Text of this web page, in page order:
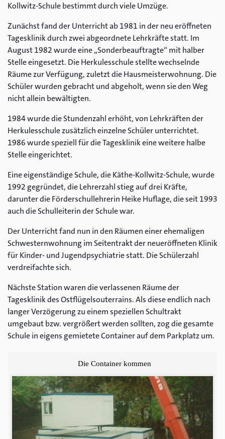
Kollwitz-Schule bestimmt durch viele Umzüge.
Zunächst fand der Unterricht ab 1981 in der neu eröffneten
Tagesklinik durch zwei abgeordnete Lehrkräfte statt. Im
August 1982 wurde eine „Sonderbeauftragte“ mit halber
Stelle eingesetzt. Die Herkulesschule stellte wechselnde
Räume zur Verfügung, zuletzt die Hausmeisterwohnung. Die
Schüler wurden gebracht und abgeholt, wenn sie den Weg
nicht allein bewältigten.
1984 wurde die Stundenzahl erhöht, von Lehrkräften der
Herkulesschule zusätzlich einzelne Schüler unterrichtet.
1986 wurde speziell für die Tagesklinik eine weitere halbe
Stelle eingerichtet.
Eine eigenständige Schule, die Käthe-Kollwitz-Schule, wurde
1992 gegründet, die Lehrerzahl stieg auf drei Kräfte,
darunter die Förderschullehrerin Heike Huflage, die seit 1993
auch die Schulleiterin der Schule war.
Der Unterricht fand nun in den Räumen einer ehemaligen
Schwesternwohnung im Seitentrakt der neueröffneten Klinik
für Kinder- und Jugendpsychiatrie statt. Die Schülerzahl
verdreifachte sich.
Nächste Station waren die verlassenen Räume der
Tagesklinik des Ostflügelsouterrains. Als diese endlich nach
langer Verzögerung zu einem speziellen Schultrakt
umgebaut bzw. vergrößert werden sollten, zog die gesamte
Schule in eigens gemietete Container auf dem Parkplatz um.
Die Container kommen